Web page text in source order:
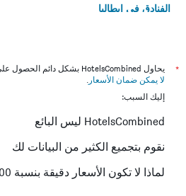
الفنادق في إيطاليا
*
يحاول HotelsCombined بشكل دائم الحصول على الأسعار الدقيقة، ولكن
لا يمكن ضمان الأسعار .
إليك السبب:
HotelsCombined ليس البائع
نقوم بتجميع الكثير من البيانات لك
لماذا لا تكون الأسعار دقيقة بنسبة 100٪؟